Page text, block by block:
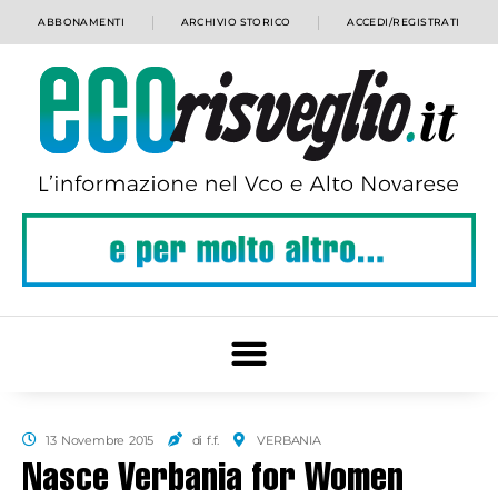
ABBONAMENTI ARCHIVIO STORICO ACCEDI/REGISTRATI
13 Novembre 2015 di f.f. VERBANIA
Nasce Verbania for Women